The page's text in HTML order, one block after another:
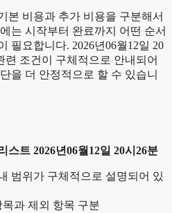
본 비용과 추가 비용을 구분해서
는 시작부터 완료까지 어떤 순서
필요합니다. 2026년06월12일 20
조건이 구체적으로 안내되어
을 더 안정적으로 할 수 있습니
트 2026년06월12일 20시26분
범위가 구체적으로 설명되어 있
과 제외 항목 구분